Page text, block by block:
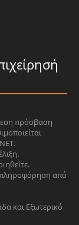
πρόσβαση
πληροφόρηση από
και Εξωτερικό